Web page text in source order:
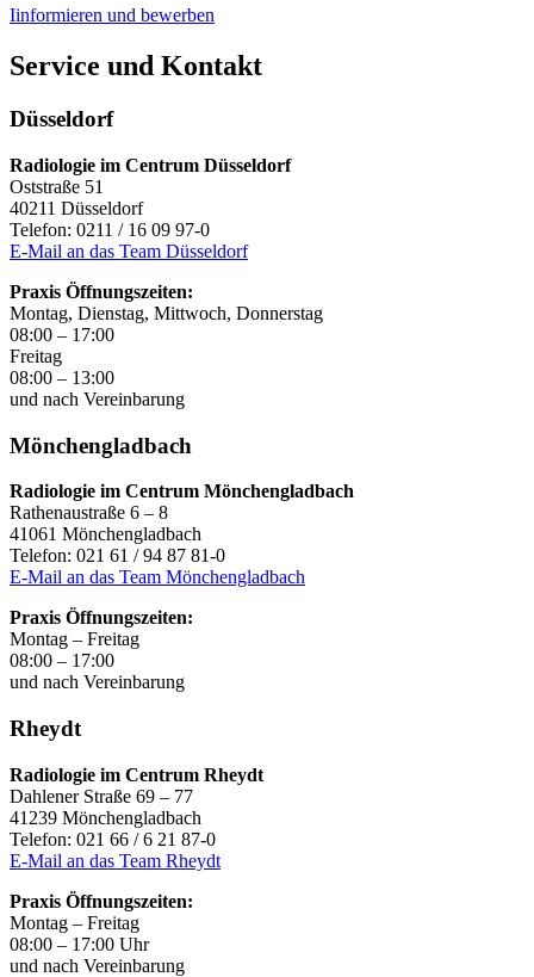
Iinformieren und bewerben
Service und Kontakt
Düsseldorf
Radiologie im Centrum Düsseldorf
Oststraße 51
40211 Düsseldorf
Telefon: 0211 / 16 09 97-0
E-Mail an das Team Düsseldorf
Praxis Öffnungszeiten:
Montag, Dienstag, Mittwoch, Donnerstag
08:00 – 17:00
Freitag
08:00 – 13:00
und nach Vereinbarung
Mönchengladbach
Radiologie im Centrum Mönchengladbach
Rathenaustraße 6 – 8
41061 Mönchengladbach
Telefon: 021 61 / 94 87 81-0
E-Mail an das Team Mönchengladbach
Praxis Öffnungszeiten:
Montag – Freitag
08:00 – 17:00
und nach Vereinbarung
Rheydt
Radiologie im Centrum Rheydt
Dahlener Straße 69 – 77
41239 Mönchengladbach
Telefon: 021 66 / 6 21 87-0
E-Mail an das Team Rheydt
Praxis Öffnungszeiten:
Montag – Freitag
08:00 – 17:00 Uhr
und nach Vereinbarung